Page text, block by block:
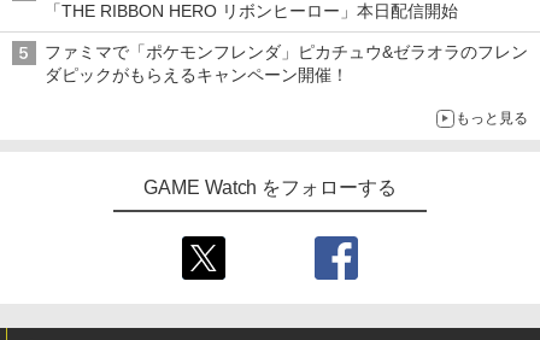
「THE RIBBON HERO リボンヒーロー」本日配信開始
ファミマで「ポケモンフレンダ」ピカチュウ&ゼラオラのフレン
ダピックがもらえるキャンペーン開催！
もっと見る
GAME Watch をフォローする